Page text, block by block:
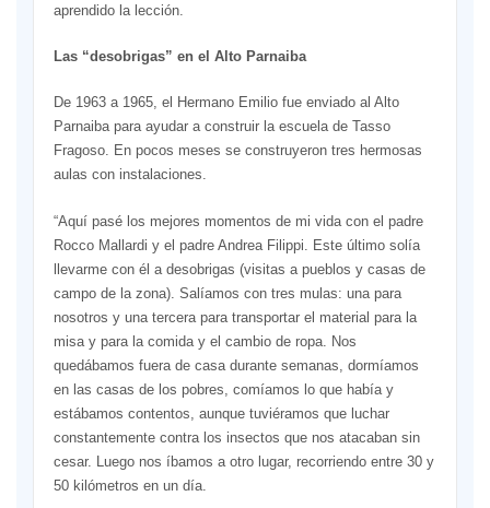
aprendido la lección.
Las “desobrigas” en el Alto Parnaiba
De 1963 a 1965, el Hermano Emilio fue enviado al Alto
Parnaiba para ayudar a construir la escuela de Tasso
Fragoso. En pocos meses se construyeron tres hermosas
aulas con instalaciones.
“Aquí pasé los mejores momentos de mi vida con el padre
Rocco Mallardi y el padre Andrea Filippi. Este último solía
llevarme con él a desobrigas (visitas a pueblos y casas de
campo de la zona). Salíamos con tres mulas: una para
nosotros y una tercera para transportar el material para la
misa y para la comida y el cambio de ropa. Nos
quedábamos fuera de casa durante semanas, dormíamos
en las casas de los pobres, comíamos lo que había y
estábamos contentos, aunque tuviéramos que luchar
constantemente contra los insectos que nos atacaban sin
cesar. Luego nos íbamos a otro lugar, recorriendo entre 30 y
50 kilómetros en un día.